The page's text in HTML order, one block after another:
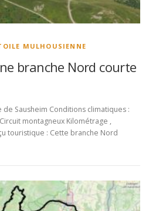
MULHOUSIENNE
branche Nord courte
Sausheim Conditions climatiques :
montagneux Kilométrage ,
touristique : Cette branche Nord